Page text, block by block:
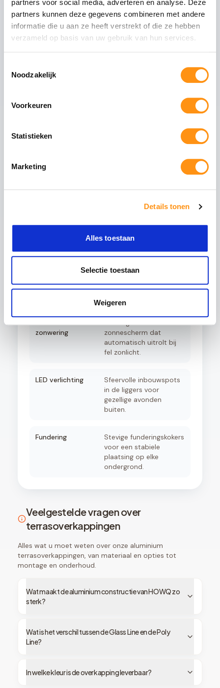
partners voor social media, adverteren en analyse. Deze
partners kunnen deze gegevens combineren met andere
informatie die u aan ze heeft verstrekt of die ze hebben
verzameld op basis van uw gebruik van hun services.
Noodzakelijk
Voorkeuren
Statistieken
Marketing
Details tonen
Alles toestaan
Selectie toestaan
Weigeren
Mat antraciete staanders
Tussenliggers
Zijliggers
Glazen schuifwanden
Volledig isolerende
afgesloten tuinkamer
met optimaal comfort.
Aluminium zijwanden
windbescherming met
elegante aluminium
Automatische
zonwering
Geïntegreerd
zonnescherm dat
automatisch uitrolt bij
fel zonlicht.
LED verlichting
Sfeervolle inbouwspots
in de liggers voor
gezellige avonden
buiten.
Fundering
Stevige funderingskokers
voor een stabiele
plaatsing op elke
ondergrond.
Veelgestelde vragen over
terrasoverkappingen
Alles wat u moet weten over onze aluminium
terrasoverkappingen, van materiaal en opties tot
montage en onderhoud.
Wat maakt de aluminium constructie van HOWQ zo
sterk?
Wat is het verschil tussen de Glass Line en de Poly
Line?
In welke kleur is de overkapping leverbaar?